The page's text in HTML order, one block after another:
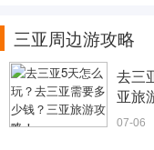
三亚周边游攻略
去三
亚旅
07-06